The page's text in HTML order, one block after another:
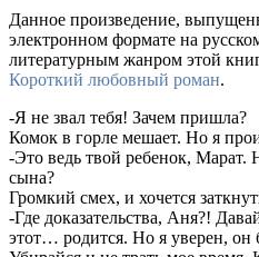
Данное произведение,
электронном формате на
литературным жанром этой
Короткий любовный роман.
-Я не звал тебя! Зачем пришла?
Комок в горле мешает. Но я
-Это ведь твой ребенок, Марат.
сына?
Громкий смех, и хочется
-Где доказательства, Аня?!
этот… родится. Но я уверен, он